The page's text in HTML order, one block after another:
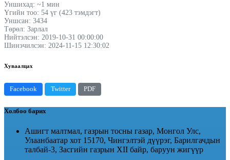
Уншихад: ~1 мин
Үгийн тоо: 54 үг (423 тэмдэгт)
Уншсан: 3434
Төрөл: Зарлал
Нийтэлсэн: 2019-10-31 00:00:00
Шинэчилсэн: 2024-11-15 12:30:02
Хуваалцах
Facebook Twitter PDF
Холбоо барих
Ашигт малтмал, газрын тосны газар, Монгол Улс,
Улаанбаатар хот 15170, Чингэлтэй дүүрэг, Барилгачдын
талбай-3, Засгийн газрын XII байр, баруун жигүүр